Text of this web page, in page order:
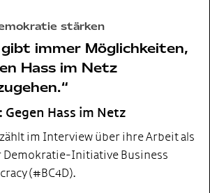
stärken
gibt immer Möglichkeiten,
Hass im Netz
Gegen Hass im Netz
im Interview über ihre Arbeit als
Initiative Business
(#BC4D).